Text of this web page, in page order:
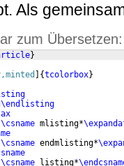
Als
zum Übersetzen:
}
{tcolorbox}
mlisting*
endmlisting*
listing*